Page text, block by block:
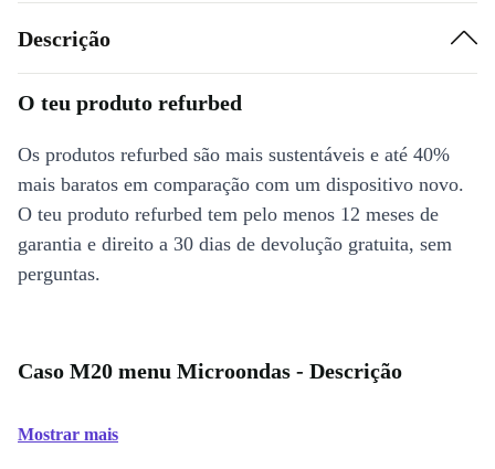
Descrição
O teu produto refurbed
Os produtos refurbed são mais sustentáveis e até 40%
mais baratos em comparação com um dispositivo novo.
O teu produto refurbed tem pelo menos 12 meses de
garantia e direito a 30 dias de devolução gratuita, sem
perguntas.
Caso M20 menu Microondas - Descrição
Mostrar mais